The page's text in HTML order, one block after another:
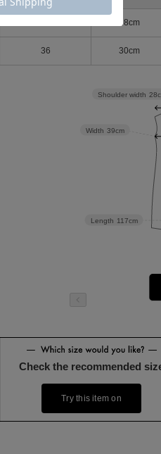
28cm
36 30cm
Length 117cm
Width 39cm
Shoulder width
Check the recommended
Try this item on